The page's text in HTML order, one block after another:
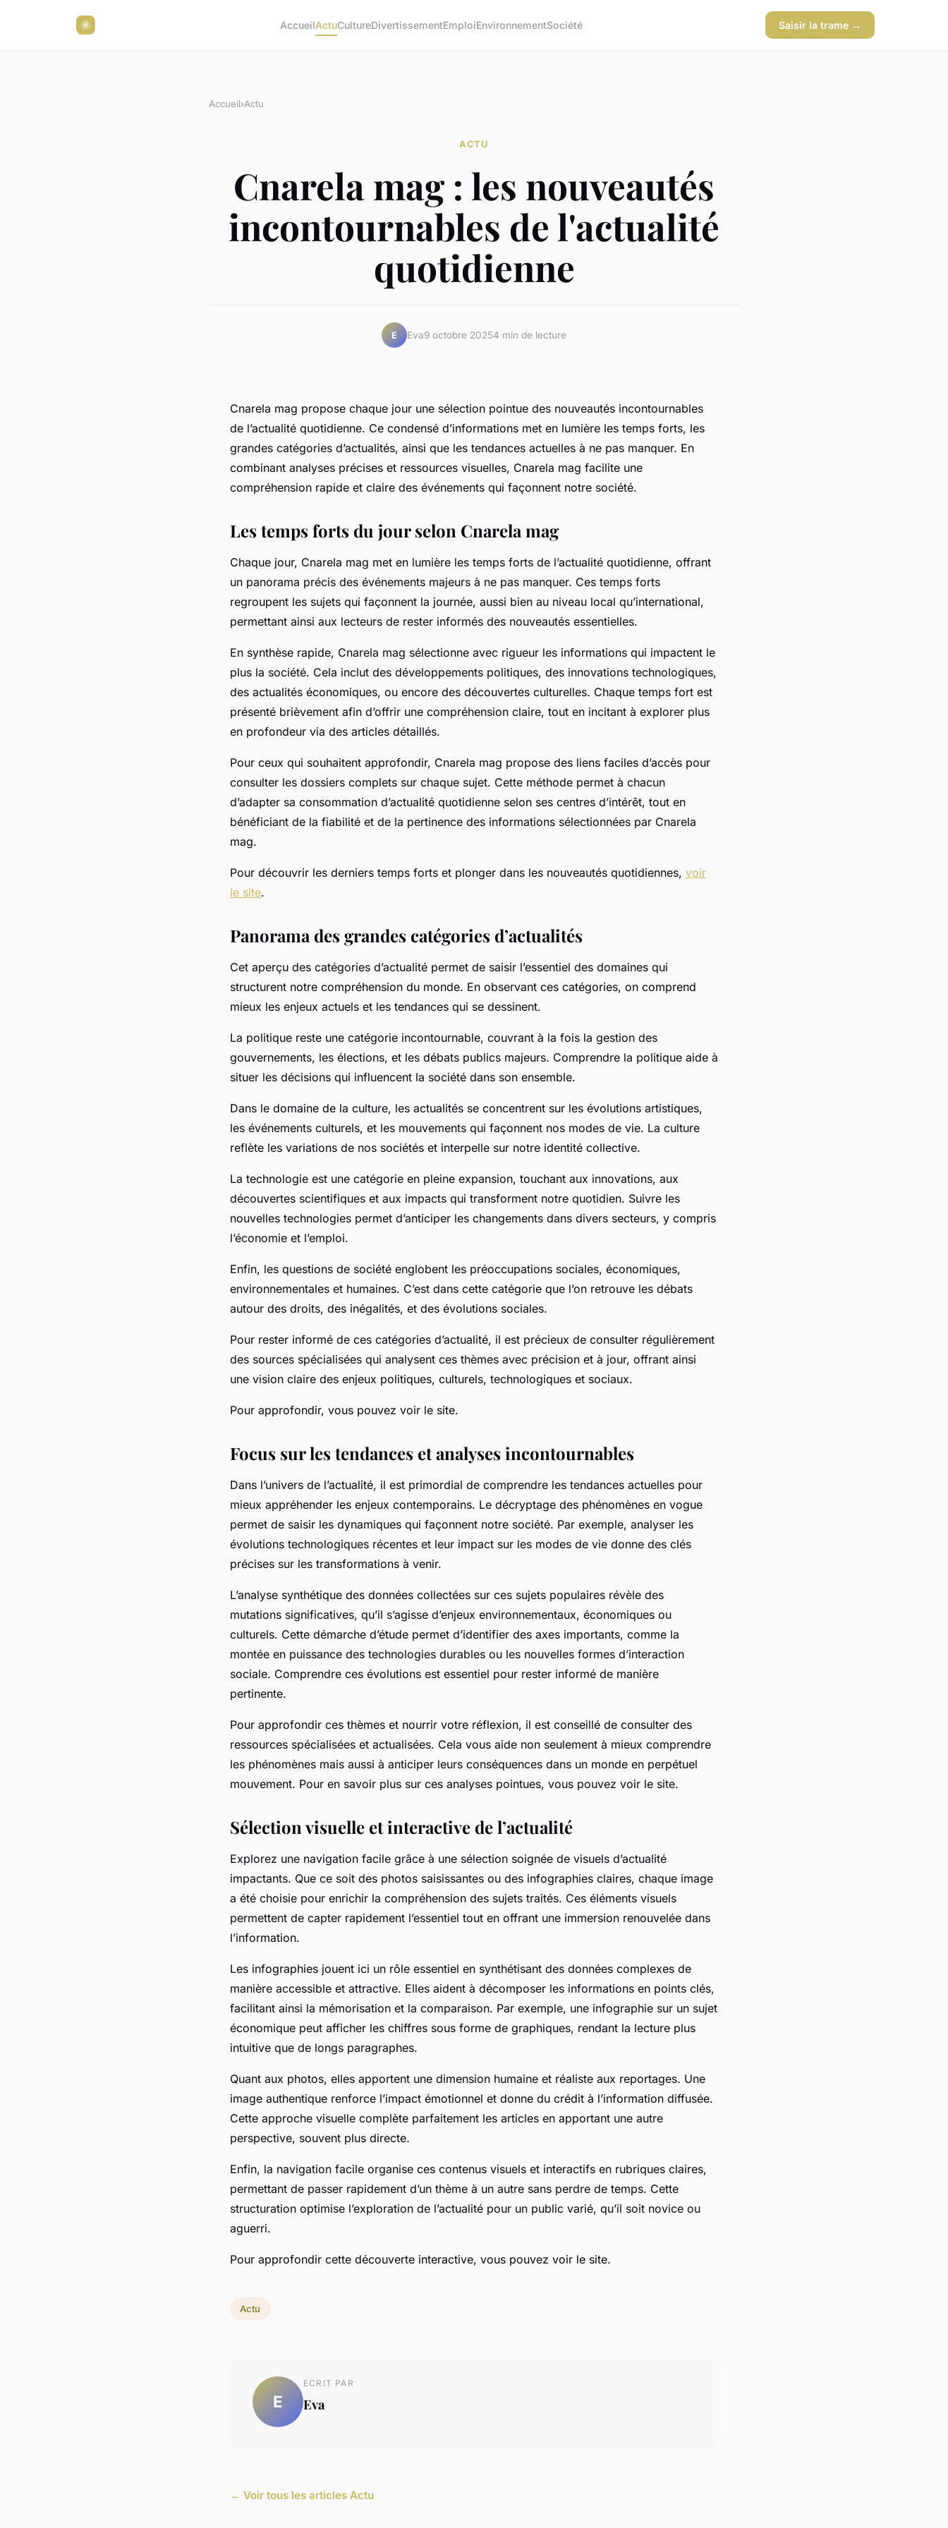
AccueilActuCultureDivertissementEmploiEnvironnementSociété Saisir la trame →
Accueil›Actu
ACTU
Cnarela mag : les nouveautés
incontournables de l'actualité
quotidienne
E Eva9 octobre 20254 min de lecture
Cnarela mag propose chaque jour une sélection pointue des nouveautés incontournables
de l’actualité quotidienne. Ce condensé d’informations met en lumière les temps forts, les
grandes catégories d’actualités, ainsi que les tendances actuelles à ne pas manquer. En
combinant analyses précises et ressources visuelles, Cnarela mag facilite une
compréhension rapide et claire des événements qui façonnent notre société.
Les temps forts du jour selon Cnarela mag
Chaque jour, Cnarela mag met en lumière les temps forts de l’actualité quotidienne, offrant
un panorama précis des événements majeurs à ne pas manquer. Ces temps forts
regroupent les sujets qui façonnent la journée, aussi bien au niveau local qu’international,
permettant ainsi aux lecteurs de rester informés des nouveautés essentielles.
En synthèse rapide, Cnarela mag sélectionne avec rigueur les informations qui impactent le
plus la société. Cela inclut des développements politiques, des innovations technologiques,
des actualités économiques, ou encore des découvertes culturelles. Chaque temps fort est
présenté brièvement afin d’offrir une compréhension claire, tout en incitant à explorer plus
en profondeur via des articles détaillés.
Pour ceux qui souhaitent approfondir, Cnarela mag propose des liens faciles d’accès pour
consulter les dossiers complets sur chaque sujet. Cette méthode permet à chacun
d’adapter sa consommation d’actualité quotidienne selon ses centres d’intérêt, tout en
bénéficiant de la fiabilité et de la pertinence des informations sélectionnées par Cnarela
mag.
Pour découvrir les derniers temps forts et plonger dans les nouveautés quotidiennes, voir
le site.
Panorama des grandes catégories d’actualités
Cet aperçu des catégories d’actualité permet de saisir l’essentiel des domaines qui
structurent notre compréhension du monde. En observant ces catégories, on comprend
mieux les enjeux actuels et les tendances qui se dessinent.
La politique reste une catégorie incontournable, couvrant à la fois la gestion des
gouvernements, les élections, et les débats publics majeurs. Comprendre la politique aide à
situer les décisions qui influencent la société dans son ensemble.
Dans le domaine de la culture, les actualités se concentrent sur les évolutions artistiques,
les événements culturels, et les mouvements qui façonnent nos modes de vie. La culture
reflète les variations de nos sociétés et interpelle sur notre identité collective.
La technologie est une catégorie en pleine expansion, touchant aux innovations, aux
découvertes scientifiques et aux impacts qui transforment notre quotidien. Suivre les
nouvelles technologies permet d’anticiper les changements dans divers secteurs, y compris
l’économie et l’emploi.
Enfin, les questions de société englobent les préoccupations sociales, économiques,
environnementales et humaines. C’est dans cette catégorie que l’on retrouve les débats
autour des droits, des inégalités, et des évolutions sociales.
Pour rester informé de ces catégories d’actualité, il est précieux de consulter régulièrement
des sources spécialisées qui analysent ces thèmes avec précision et à jour, offrant ainsi
une vision claire des enjeux politiques, culturels, technologiques et sociaux.
Pour approfondir, vous pouvez voir le site.
Focus sur les tendances et analyses incontournables
Dans l’univers de l’actualité, il est primordial de comprendre les tendances actuelles pour
mieux appréhender les enjeux contemporains. Le décryptage des phénomènes en vogue
permet de saisir les dynamiques qui façonnent notre société. Par exemple, analyser les
évolutions technologiques récentes et leur impact sur les modes de vie donne des clés
précises sur les transformations à venir.
L’analyse synthétique des données collectées sur ces sujets populaires révèle des
mutations significatives, qu’il s’agisse d’enjeux environnementaux, économiques ou
culturels. Cette démarche d’étude permet d’identifier des axes importants, comme la
montée en puissance des technologies durables ou les nouvelles formes d’interaction
sociale. Comprendre ces évolutions est essentiel pour rester informé de manière
pertinente.
Pour approfondir ces thèmes et nourrir votre réflexion, il est conseillé de consulter des
ressources spécialisées et actualisées. Cela vous aide non seulement à mieux comprendre
les phénomènes mais aussi à anticiper leurs conséquences dans un monde en perpétuel
mouvement. Pour en savoir plus sur ces analyses pointues, vous pouvez voir le site.
Sélection visuelle et interactive de l’actualité
Explorez une navigation facile grâce à une sélection soignée de visuels d’actualité
impactants. Que ce soit des photos saisissantes ou des infographies claires, chaque image
a été choisie pour enrichir la compréhension des sujets traités. Ces éléments visuels
permettent de capter rapidement l’essentiel tout en offrant une immersion renouvelée dans
l’information.
Les infographies jouent ici un rôle essentiel en synthétisant des données complexes de
manière accessible et attractive. Elles aident à décomposer les informations en points clés,
facilitant ainsi la mémorisation et la comparaison. Par exemple, une infographie sur un sujet
économique peut afficher les chiffres sous forme de graphiques, rendant la lecture plus
intuitive que de longs paragraphes.
Quant aux photos, elles apportent une dimension humaine et réaliste aux reportages. Une
image authentique renforce l’impact émotionnel et donne du crédit à l’information diffusée.
Cette approche visuelle complète parfaitement les articles en apportant une autre
perspective, souvent plus directe.
Enfin, la navigation facile organise ces contenus visuels et interactifs en rubriques claires,
permettant de passer rapidement d’un thème à un autre sans perdre de temps. Cette
structuration optimise l’exploration de l’actualité pour un public varié, qu’il soit novice ou
aguerri.
Pour approfondir cette découverte interactive, vous pouvez voir le site.
Actu
E
ECRIT PAR
Eva
← Voir tous les articles Actu